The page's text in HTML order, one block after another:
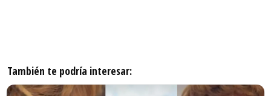
También te podría interesar: